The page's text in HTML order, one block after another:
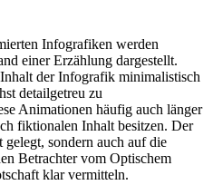
Infografiken werden
einer Erzählung dargestellt.
der Infografik minimalistisch
detailgetreu zu
Animationen häufig auch länger
fiktionalen Inhalt besitzen. Der
sondern auch auf die
Betrachter vom Optischem
klar vermitteln.